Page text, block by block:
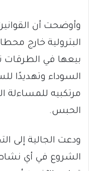
وأوضحت أن
البترولية خارج
بيعها في الطرقات
السوداء وتهديدًا
مرتكبيه للمساءلة
الحبس.
ودعت الجالية إلى
الشروع في أي